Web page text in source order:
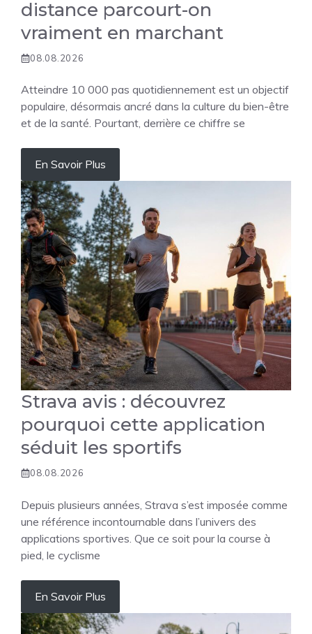
distance parcourt-on
vraiment en marchant
08.08.2026
Atteindre 10 000 pas quotidiennement est un objectif
populaire, désormais ancré dans la culture du bien-être
et de la santé. Pourtant, derrière ce chiffre se
En Savoir Plus
Strava avis : découvrez
pourquoi cette application
séduit les sportifs
08.08.2026
Depuis plusieurs années, Strava s’est imposée comme
une référence incontournable dans l’univers des
applications sportives. Que ce soit pour la course à
pied, le cyclisme
En Savoir Plus